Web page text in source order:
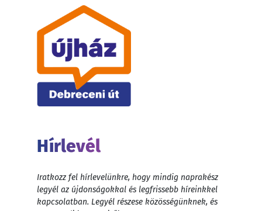
Hírlevél
Iratkozz fel hírlevelünkre, hogy mindig naprakész
legyél az újdonságokkal és legfrissebb híreinkkel
kapcsolatban. Legyél részese közösségünknek, és